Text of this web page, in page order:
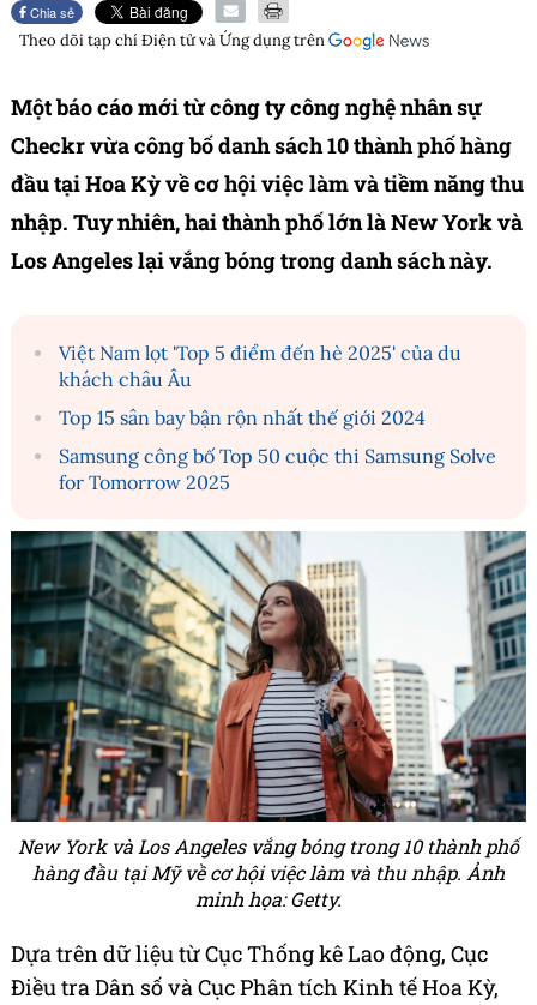
Chia sẻ
Theo dõi tạp chíĐiện tử và Ứng dụngtrên
Một báo cáo mới từ công ty công nghệ nhân sự
Checkr vừa công bố danh sách 10 thành phố hàng
đầu tại Hoa Kỳ về cơ hội việc làm và tiềm năng thu
nhập. Tuy nhiên, hai thành phố lớn là New York và
Los Angeles lại vắng bóng trong danh sách này.
Việt Nam lọt 'Top 5 điểm đến hè 2025' của du
khách châu Âu
Top 15 sân bay bận rộn nhất thế giới 2024
Samsung công bố Top 50 cuộc thi Samsung Solve
for Tomorrow 2025
New York và Los Angeles vắng bóng trong 10 thành phố
hàng đầu tại Mỹ về cơ hội việc làm và thu nhập. Ảnh
minh họa: Getty.
Dựa trên dữ liệu từ Cục Thống kê Lao động, Cục
Điều tra Dân số và Cục Phân tích Kinh tế Hoa Kỳ,